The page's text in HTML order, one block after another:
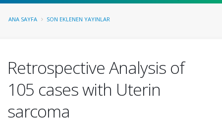
ANA SAYFA SON EKLENEN YAYINLAR
Retrospective Analysis of
105 cases with Uterin
sarcoma